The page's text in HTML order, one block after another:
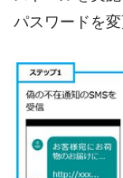
パスワードを